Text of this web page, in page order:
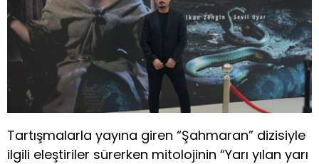
Tartışmalarla yayına giren “Şahmaran” dizisiyle
ilgili eleştiriler sürerken mitolojinin “Yarı yılan yarı